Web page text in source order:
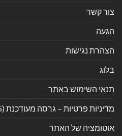
צור קשר
הגעה
הצהרת נגישות
בלוג
תנאי השימוש באתר
מדיניות פרטיות – גרסה מעודכנת (2025)
אוטומציה של האתר